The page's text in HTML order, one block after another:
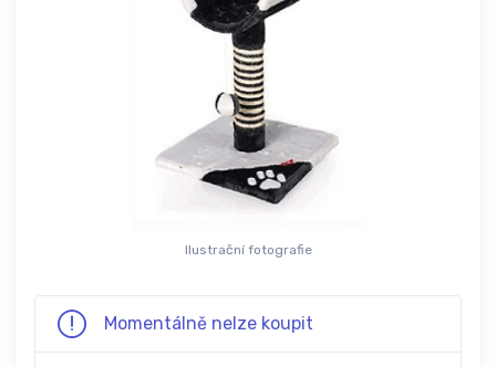
Ilustrační fotografie
Momentálně nelze koupit